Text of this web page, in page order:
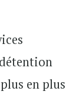
en plus